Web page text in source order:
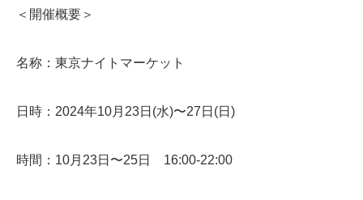
＜開催概要＞
名称：東京ナイトマーケット
日時：2024年10月23日(水)〜27日(日)
時間：10月23日〜25日 16:00-22:00